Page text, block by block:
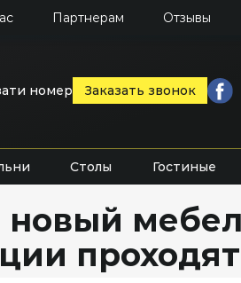
Партнерам Отзывы
номер Заказать звонок
Столы Гостиные